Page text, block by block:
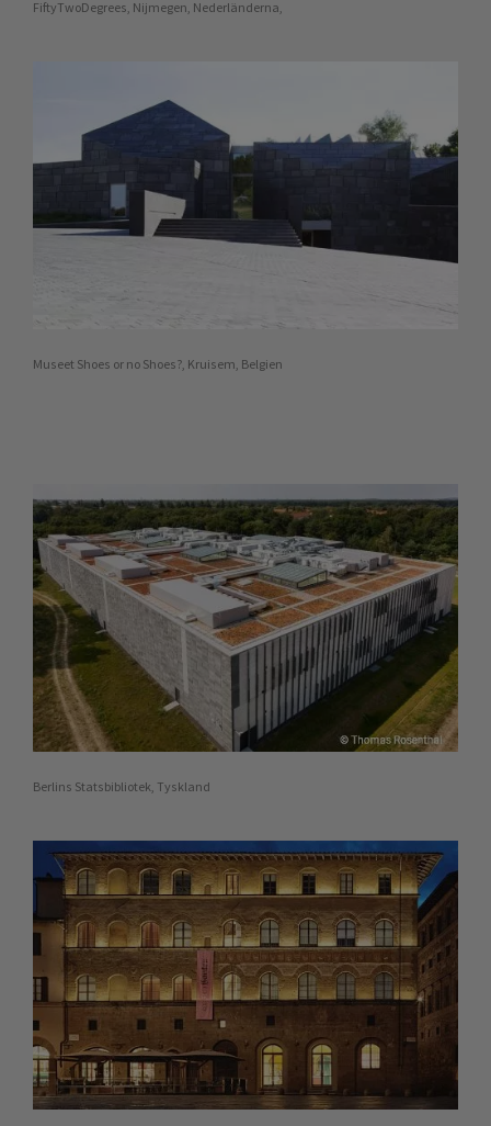
FiftyTwoDegrees, Nijmegen, Nederländerna,
Museet Shoes or no Shoes?, Kruisem, Belgien
Berlins Statsbibliotek, Tyskland